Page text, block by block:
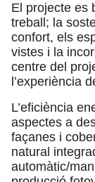
El projecte es
treball; la
confort, els
vistes i la
centre del
l’experiència
L’eficiència
aspectes a
façanes i
natural
automàtic/